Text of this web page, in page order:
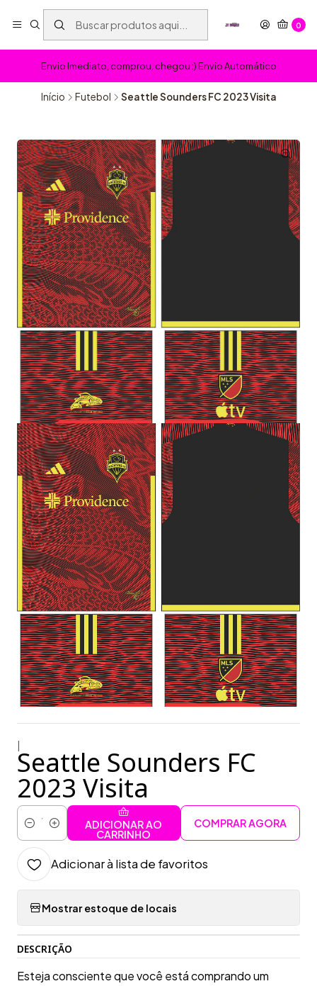
0
Envio Imediato, comprou, chegou :) Envio Automático
Início Futebol Seattle Sounders FC 2023 Visita
Seattle Sounders FC
2023 Visita
Quantidade
ADICIONAR AO
CARRINHO
COMPRAR AGORA
Adicionar à lista de favoritos
Mostrar estoque de locais
DESCRIÇÃO
Esteja consciente que você está comprando um